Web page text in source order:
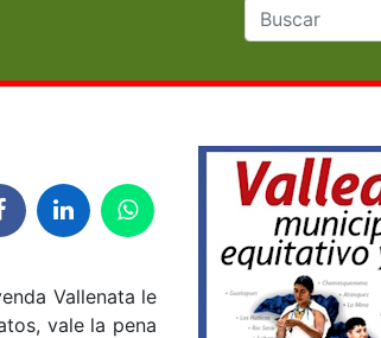
Vallenata le
vale la pena